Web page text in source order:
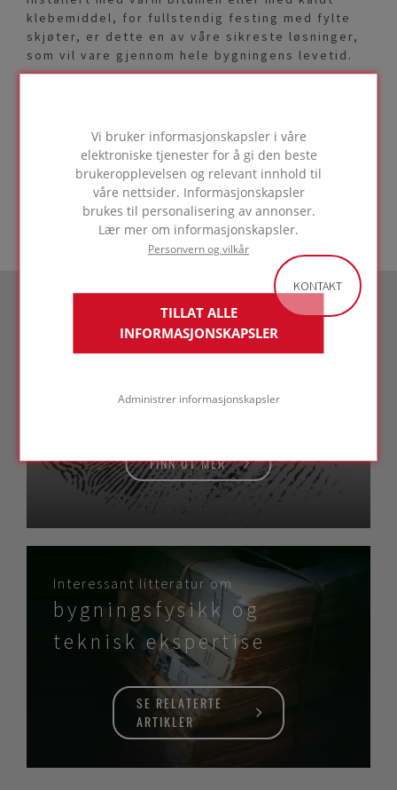
Vi bruker informasjonskapsler i våre
elektroniske tjenester for å gi den beste
brukeropplevelsen og relevant innhold til
våre nettsider. Informasjonskapsler
brukes til personalisering av annonser.
Lær mer om informasjonskapsler.
Personvern og vilkår
TILLAT ALLE
INFORMASJONSKAPSLER
Administrer informasjonskapsler
klebemiddel, for fullstendig festing med fylte
skjøter, er dette en av våre sikreste løsninger,
som vil vare gjennom hele bygningens levetid.
FOAMGLAS® T4+ har en lambdaverdi på 0,041
W/(m.K), og en trykkfasthet på 600 kPa. Dette
produktet er egnet for å isolere tilgjengelige
flate tak, skråtak med metallstruktur,
sluttbearbeiding av ståfals og gulv.
Ser du etter
FINN UT MER
Interessant litteratur om
bygningsfysikk og
teknisk ekspertise
SE RELATERTE
ARTIKLER
KONTAKT